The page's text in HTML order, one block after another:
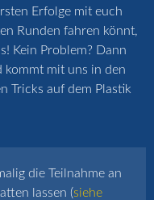
Erfolge mit euch
Runden fahren könnt,
Kein Problem? Dann
kommt mit uns in den
Tricks auf dem Plastik
die Teilnahme an
lassen (siehe